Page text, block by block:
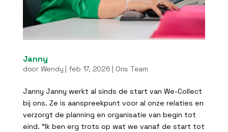
Janny
door Wendy feb 17, 2026 Ons Team
Janny Janny werkt al sinds de start van We-Collect
bij ons. Ze is aanspreekpunt voor al onze relaties en
verzorgt de planning en organisatie van begin tot
eind. “Ik ben erg trots op wat we vanaf de start tot